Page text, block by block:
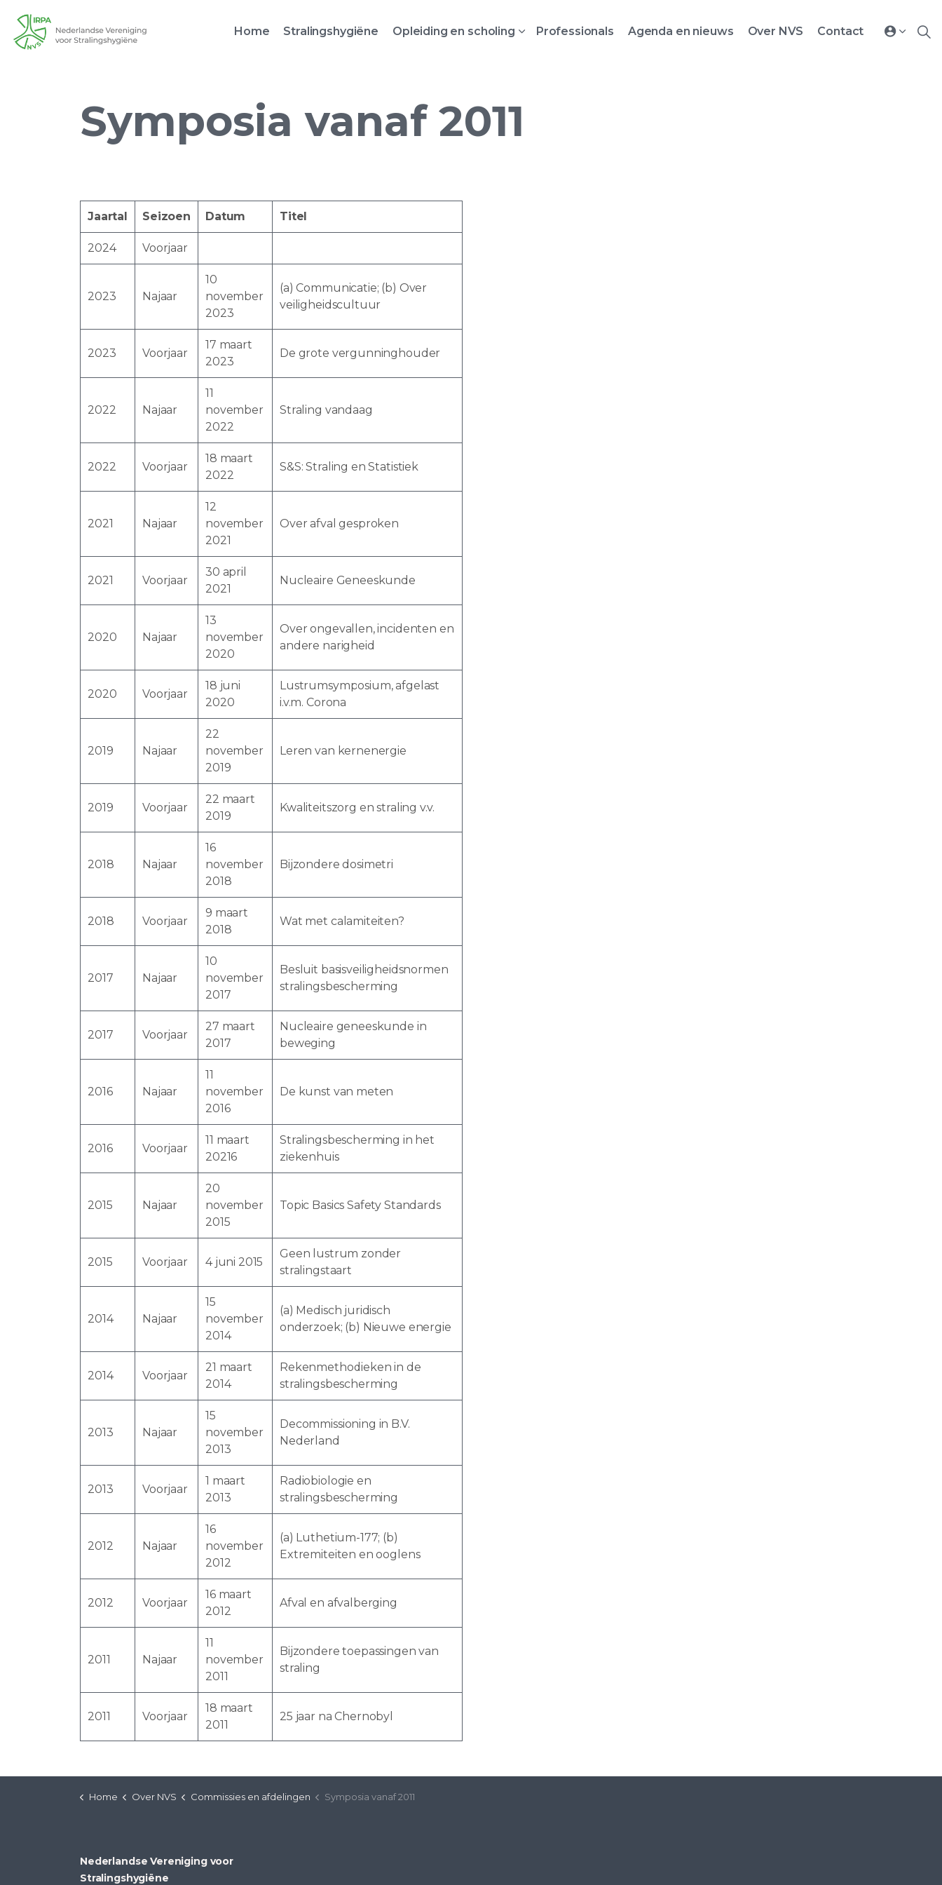
Home Stralingshygiëne Opleiding en scholing Professionals Agenda en nieuws Over NVS Contact
Symposia vanaf 2011
Jaartal Seizoen Datum Titel
2024 Voorjaar
2023 Najaar
10
november
2023
(a) Communicatie; (b) Over
veiligheidscultuur
2023 Voorjaar
17 maart
2023
De grote vergunninghouder
2022 Najaar
11
november
2022
Straling vandaag
2022 Voorjaar
18 maart
2022
S&S: Straling en Statistiek
2021 Najaar
12
november
2021
Over afval gesproken
2021 Voorjaar
30 april
2021
Nucleaire Geneeskunde
2020 Najaar
13
november
2020
Over ongevallen, incidenten en
andere narigheid
2020 Voorjaar
18 juni
2020
Lustrumsymposium, afgelast
i.v.m. Corona
2019 Najaar
22
november
2019
Leren van kernenergie
2019 Voorjaar
22 maart
2019
Kwaliteitszorg en straling v.v.
2018 Najaar
16
november
2018
Bijzondere dosimetri
2018 Voorjaar
9 maart
2018
Wat met calamiteiten?
2017 Najaar
10
november
2017
Besluit basisveiligheidsnormen
stralingsbescherming
2017 Voorjaar
27 maart
2017
Nucleaire geneeskunde in
beweging
2016 Najaar
11
november
2016
De kunst van meten
2016 Voorjaar
11 maart
20216
Stralingsbescherming in het
ziekenhuis
2015 Najaar
20
november
2015
Topic Basics Safety Standards
2015 Voorjaar 4 juni 2015
Geen lustrum zonder
stralingstaart
2014 Najaar
15
november
2014
(a) Medisch juridisch
onderzoek; (b) Nieuwe energie
2014 Voorjaar
21 maart
2014
Rekenmethodieken in de
stralingsbescherming
2013 Najaar
15
november
2013
Decommissioning in B.V.
Nederland
2013 Voorjaar
1 maart
2013
Radiobiologie en
stralingsbescherming
2012 Najaar
16
november
2012
(a) Luthetium-177; (b)
Extremiteiten en ooglens
2012 Voorjaar
16 maart
2012
Afval en afvalberging
2011 Najaar
11
november
2011
Bijzondere toepassingen van
straling
2011 Voorjaar
18 maart
2011
25 jaar na Chernobyl
Home Over NVS Commissies en afdelingen Symposia vanaf 2011
Nederlandse Vereniging voor
Stralingshygiëne